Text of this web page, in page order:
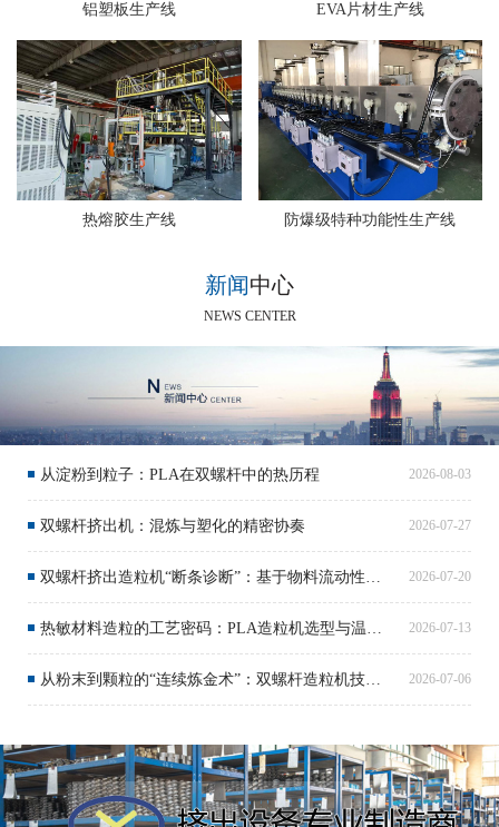
铝塑板生产线 EVA片材生产线
热熔胶生产线 防爆级特种功能性生产线
新闻中心
NEWS CENTER
从淀粉到粒子：PLA在双螺杆中的热历程 2026-08-03
双螺杆挤出机：混炼与塑化的精密协奏 2026-07-27
双螺杆挤出造粒机“断条诊断”：基于物料流动性的工艺排障逻辑 2026-07-20
热敏材料造粒的工艺密码：PLA造粒机选型与温控策略 2026-07-13
从粉末到颗粒的“连续炼金术”：双螺杆造粒机技术全景 2026-07-06